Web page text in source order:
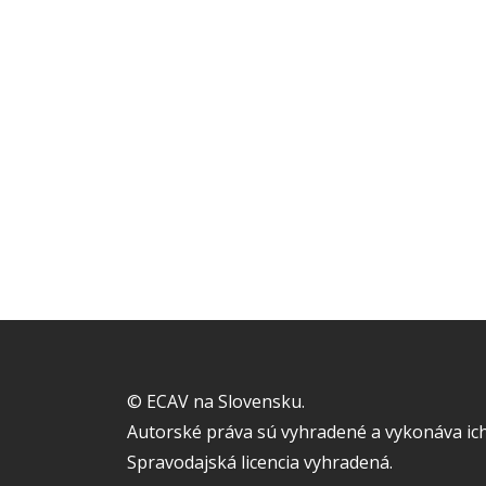
© ECAV na Slovensku.
Autorské práva sú vyhradené a vykonáva
Spravodajská licencia vyhradená.